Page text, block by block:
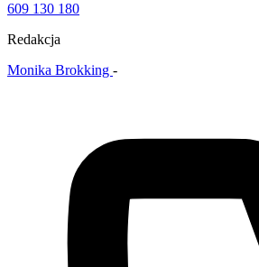
609 130 180
Redakcja
Monika Brokking -